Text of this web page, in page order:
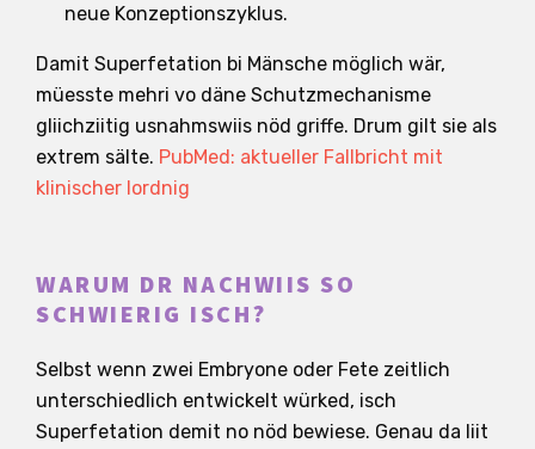
neue Konzeptionszyklus.
Damit Superfetation bi Mänsche möglich wär,
müesste mehri vo däne Schutzmechanisme
gliichziitig usnahmswiis nöd griffe. Drum gilt sie als
extrem sälte. PubMed: aktueller Fallbricht mit
klinischer Iordnig
WARUM DR NACHWIIS SO
SCHWIERIG ISCH?
Selbst wenn zwei Embryone oder Fete zeitlich
unterschiedlich entwickelt würked, isch
Superfetation demit no nöd bewiese. Genau da liit